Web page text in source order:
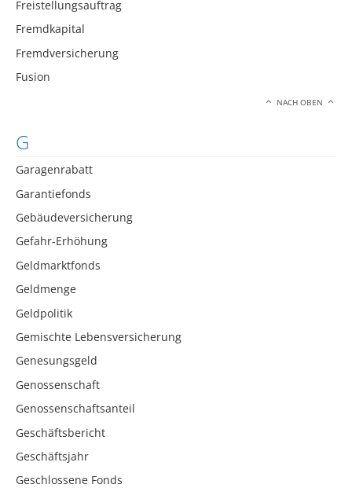
Freistellungsauftrag
Fremdkapital
Fremdversicherung
Fusion
NACH OBEN
G
Garagenrabatt
Garantiefonds
Gebäudeversicherung
Gefahr-Erhöhung
Geldmarktfonds
Geldmenge
Geldpolitik
Gemischte Lebensversicherung
Genesungsgeld
Genossenschaft
Genossenschaftsanteil
Geschäftsbericht
Geschäftsjahr
Geschlossene Fonds